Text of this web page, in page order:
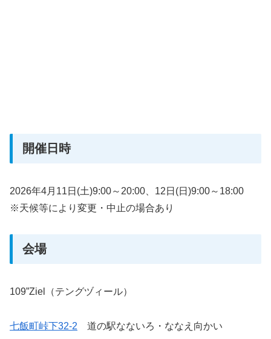
開催日時
2026年4月11日(土)9:00～20:00、12日(日)9:00～18:00
※天候等により変更・中止の場合あり
会場
109”Ziel（テングヅィール）
七飯町峠下32-2 道の駅なないろ・ななえ向かい